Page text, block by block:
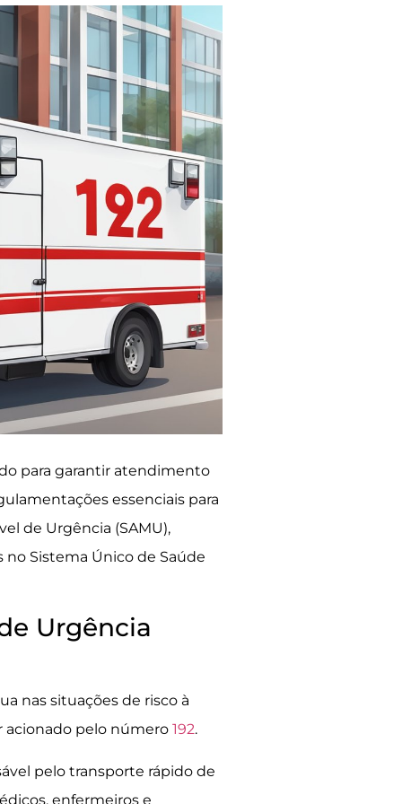
para garantir atendimento
essenciais para
de Urgência (SAMU),
no Sistema Único de Saúde
Urgência
nas situações de risco à
acionado pelo número192.
pelo transporte rápido de
enfermeiros e